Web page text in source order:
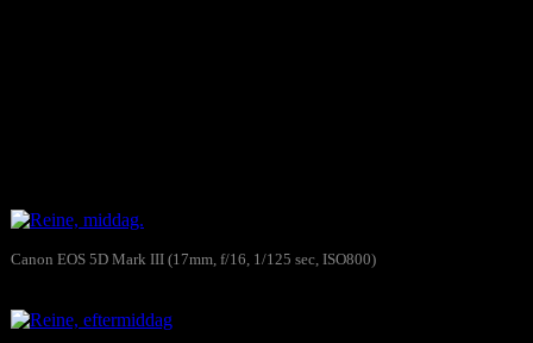
Canon EOS 5D Mark III (17mm, f/16, 1/125 sec, ISO800)